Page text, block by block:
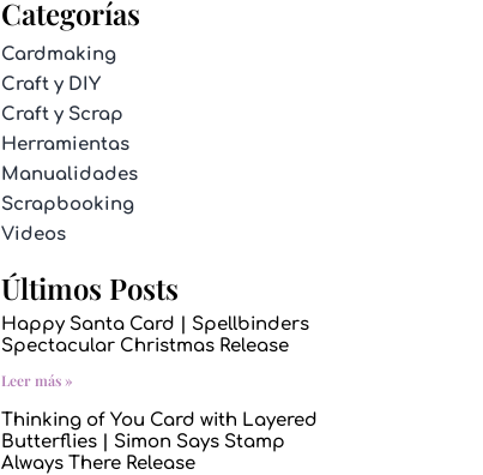
Categorías
Cardmaking
Craft y DIY
Craft y Scrap
Herramientas
Manualidades
Scrapbooking
Videos
Últimos Posts
Happy Santa Card | Spellbinders
Spectacular Christmas Release
Leer más »
Thinking of You Card with Layered
Butterflies | Simon Says Stamp
Always There Release